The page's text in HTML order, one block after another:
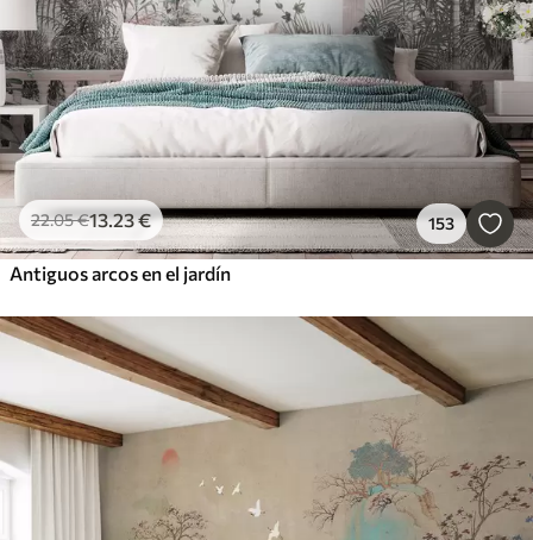
22.05€13.23€ 153
Antiguos arcos en el jardín